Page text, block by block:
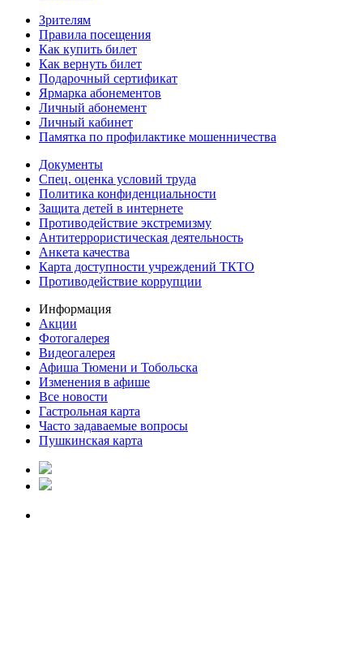
Зрителям
Правила посещения
Как купить билет
Как вернуть билет
Подарочный сертификат
Ярмарка абонементов
Личный абонемент
Личный кабинет
Памятка по профилактике мошенничества
Документы
Спец. оценка условий труда
Политика конфиденциальности
Защита детей в интернете
Противодействие экстремизму
Антитеррористическая деятельность
Анкета качества
Карта доступности учреждений ТКТО
Противодействие коррупции
Информация
Акции
Фотогалерея
Видеогалерея
Афиша Тюмени и Тобольска
Изменения в афише
Все новости
Гастрольная карта
Часто задаваемые вопросы
Пушкинская карта